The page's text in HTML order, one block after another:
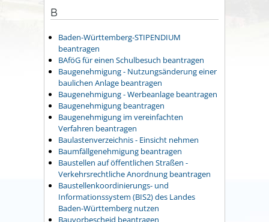
B
Baden-Württemberg-STIPENDIUM
beantragen
BAföG für einen Schulbesuch beantragen
Baugenehmigung - Nutzungsänderung einer
baulichen Anlage beantragen
Baugenehmigung - Werbeanlage beantragen
Baugenehmigung beantragen
Baugenehmigung im vereinfachten
Verfahren beantragen
Baulastenverzeichnis - Einsicht nehmen
Baumfällgenehmigung beantragen
Baustellen auf öffentlichen Straßen -
Verkehrsrechtliche Anordnung beantragen
Baustellenkoordinierungs- und
Informationssystem (BIS2) des Landes
Baden-Württemberg nutzen
Bauvorbescheid beantragen